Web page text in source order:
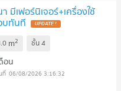
มีเฟอร์นิเจอร์+เครื่องใช้
บทันที
m2 ชั้น4
อน
06/08/2026 3:16:32